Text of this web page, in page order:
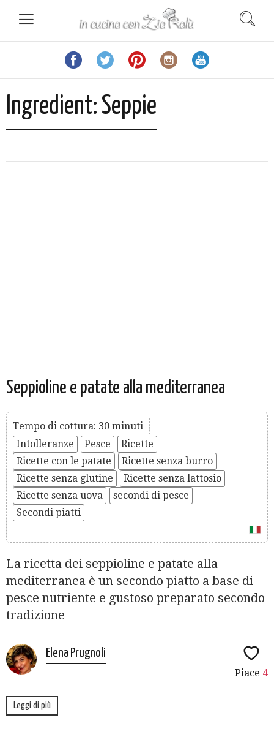
Ingredient: Seppie
Seppioline e patate alla mediterranea
Tempo di cottura: 30 minuti
Intolleranze
Pesce
Ricette
Ricette con le patate
Ricette senza burro
Ricette senza glutine
Ricette senza lattosio
Ricette senza uova
secondi di pesce
Secondi piatti
La ricetta dei seppioline e patate alla
mediterranea è un secondo piatto a base di
pesce nutriente e gustoso preparato secondo
tradizione
Elena Prugnoli
Piace 4
Leggi di più